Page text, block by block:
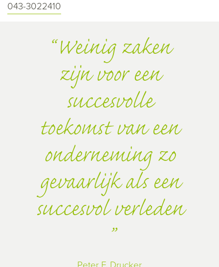
043-3022410
Weinig zaken
zijn voor een
succesvolle
toekomst van een
onderneming zo
gevaarlijk als een
succesvol verleden